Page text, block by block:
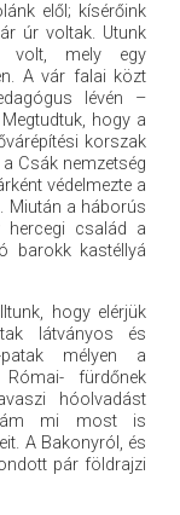
elől; kísérőink
úr voltak. Utunk
volt, mely egy
A vár falai közt
lévén –
hogy a
korszak
Csák nemzetség
védelmezte a
Miután a háborús
hercegi család a
barokk kastéllyá
hogy elérjük
látványos és
mélyen a
fürdőnek
hóolvadást
ám mi most is
A Bakonyról, és
pár földrajzi